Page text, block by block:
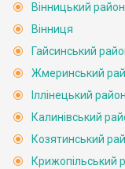
Вінницький район
Вінниця
Гайсинський
Жмеринський
Іллінецький район
Калинівський
Козятинський
Крижопільський